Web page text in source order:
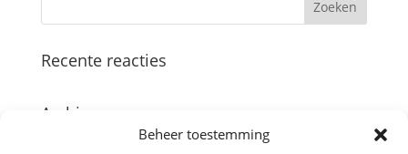
Beheer toestemming
Recente reacties
Archieven